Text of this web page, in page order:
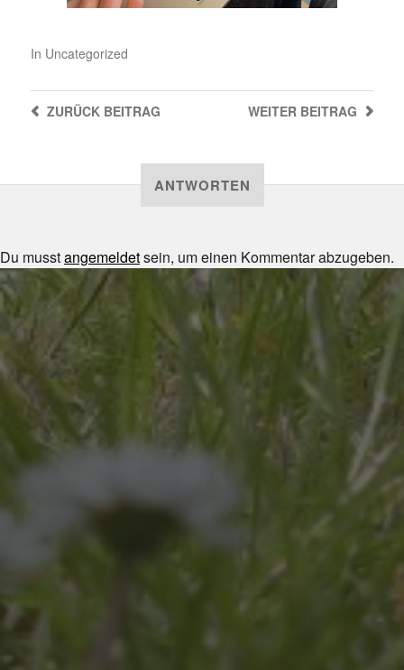
In Uncategorized
WEITER BEITRAG
ZURÜCKBEITRAG
ANTWORTEN
Du musstangemeldetsein, um einen Kommentar abzugeben.
UNSER SCHUL-/SPORTFEST